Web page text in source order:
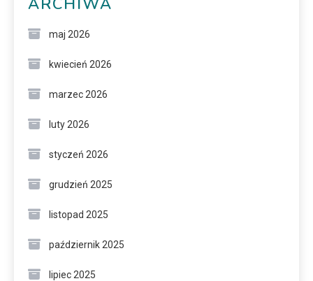
maj 2026
kwiecień 2026
marzec 2026
luty 2026
styczeń 2026
grudzień 2025
listopad 2025
październik 2025
lipiec 2025